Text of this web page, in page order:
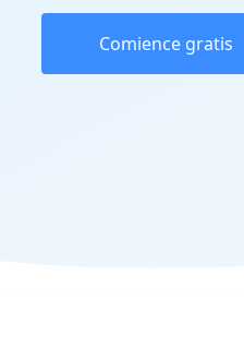
Comience gratis